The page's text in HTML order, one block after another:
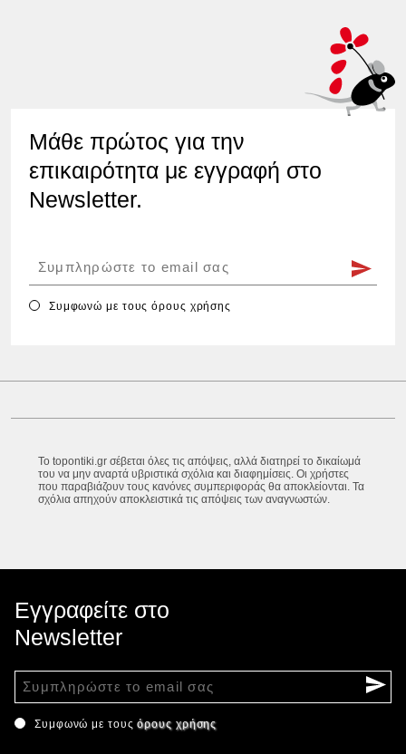
Μάθε πρώτος για την
επικαιρότητα με εγγραφή στο
Newsletter.
Συμφωνώ με τουςόρους χρήσης
Το topontiki.gr σέβεται όλες τις απόψεις, αλλά διατηρεί το δικαίωμά
του να μην αναρτά υβριστικά σχόλια και διαφημίσεις. Οι χρήστες
που παραβιάζουν τους κανόνες συμπεριφοράς θα αποκλείονται. Τα
σχόλια απηχούν αποκλειστικά τις απόψεις των αναγνωστών.
Εγγραφείτε στο
Newsletter
Συμφωνώ με τουςόρους χρήσης